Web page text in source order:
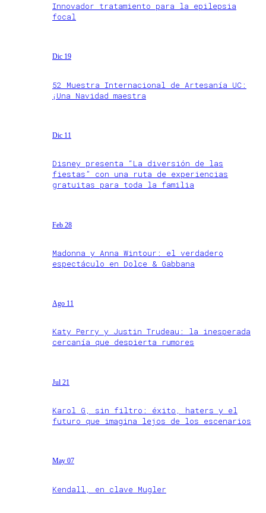
Innovador tratamiento para la epilepsia
focal
Dic 19
52 Muestra Internacional de Artesanía UC:
¡Una Navidad maestra
Dic 11
Disney presenta “La diversión de las
fiestas” con una ruta de experiencias
gratuitas para toda la familia
Feb 28
Madonna y Anna Wintour: el verdadero
espectáculo en Dolce & Gabbana
Ago 11
Katy Perry y Justin Trudeau: la inesperada
cercanía que despierta rumores
Jul 21
Karol G, sin filtro: éxito, haters y el
futuro que imagina lejos de los escenarios
May 07
Kendall, en clave Mugler